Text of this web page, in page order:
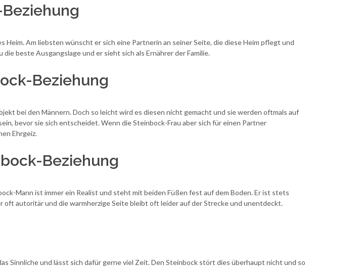
Am liebsten wünscht er sich eine Partnerin an seiner Seite, die diese Heim pflegt und
beste Ausgangslage und er sieht sich als Ernährer der Familie.
Beziehung
bei den Männern. Doch so leicht wird es diesen nicht gemacht und sie werden oftmals auf
bevor sie sich entscheidet. Wenn die Steinbock-Frau aber sich für einen Partner
Ehrgeiz.
Beziehung
Mann ist immer ein Realist und steht mit beiden Füßen fest auf dem Boden. Er ist stets
autoritär und die warmherzige Seite bleibt oft leider auf der Strecke und unentdeckt.
Sinnliche und lässt sich dafür gerne viel Zeit. Den Steinbock stört dies überhaupt nicht und so